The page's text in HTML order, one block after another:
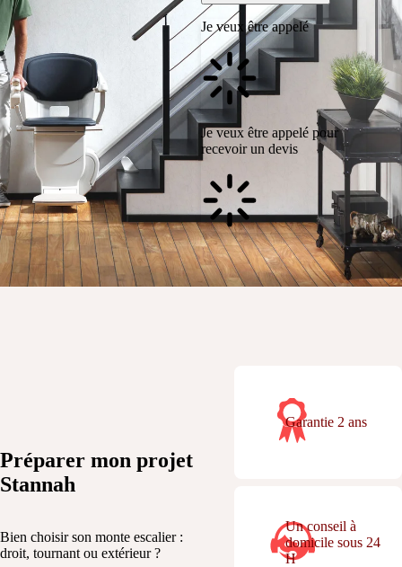
Je veux être appelé
Je veux être appelé pour
recevoir un devis
Préparer mon projet
Stannah
Bien choisir son monte escalier :
droit, tournant ou extérieur ?
Garantie 2 ans
Un conseil à
domicile sous 24
H